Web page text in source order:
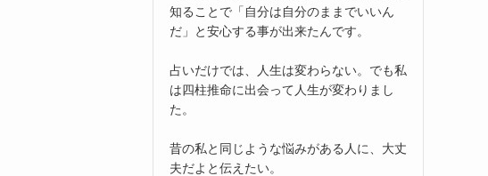
知ることで「自分は自分のままでいいん
だ」と安心する事が出来たんです。
占いだけでは、人生は変わらない。でも私
は四柱推命に出会って人生が変わりまし
た。
昔の私と同じような悩みがある人に、大丈
夫だよと伝えたい。